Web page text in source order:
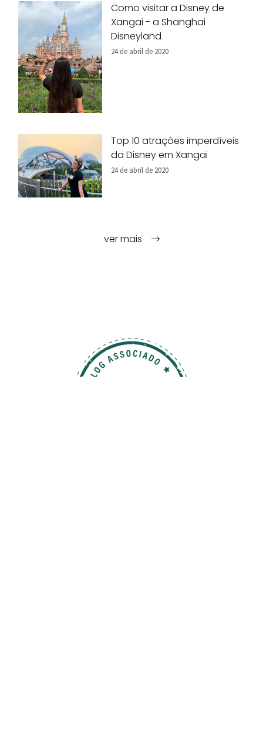
Como visitar a Disney de
Xangai - a Shanghai
Disneyland
24 de abril de 2020
Top 10 atrações imperdíveis
da Disney em Xangai
24 de abril de 2020
ver mais